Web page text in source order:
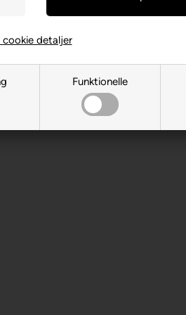
Funktionelle
cookie detaljer